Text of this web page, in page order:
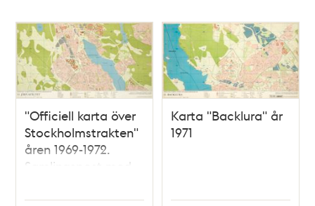
"Officiell karta över
Stockholmstrakten"
åren 1969-1972.
Samlingspost med
Karta "Backlura" år
1971